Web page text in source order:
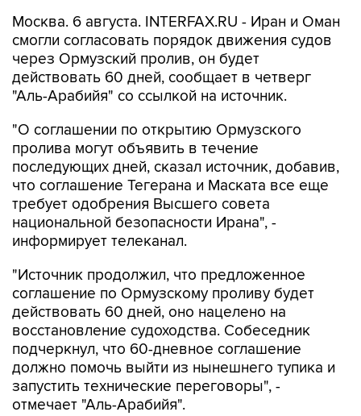
Москва. 6 августа. INTERFAX.RU - Иран и Оман
смогли согласовать порядок движения судов
через Ормузский пролив, он будет
действовать 60 дней, сообщает в четверг
"Аль-Арабийя" со ссылкой на источник.
"О соглашении по открытию Ормузского
пролива могут объявить в течение
последующих дней, сказал источник, добавив,
что соглашение Тегерана и Маската все еще
требует одобрения Высшего совета
национальной безопасности Ирана", -
информирует телеканал.
"Источник продолжил, что предложенное
соглашение по Ормузскому проливу будет
действовать 60 дней, оно нацелено на
восстановление судоходства. Собеседник
подчеркнул, что 60-дневное соглашение
должно помочь выйти из нынешнего тупика и
запустить технические переговоры", -
отмечает "Аль-Арабийя".